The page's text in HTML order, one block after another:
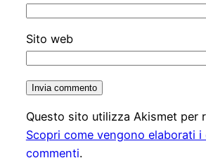
Sito web
Questo sito utilizza Akismet per
Scopri come vengono elaborati
commenti.